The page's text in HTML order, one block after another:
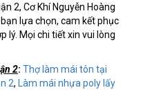
2, Cơ Khí Nguyễn Hoàng
lựa chọn, cam kết phục
lý. Mọi chi tiết xin vui lòng
2: Thợ làm mái tôn tại
2, Làm mái nhựa poly lấy